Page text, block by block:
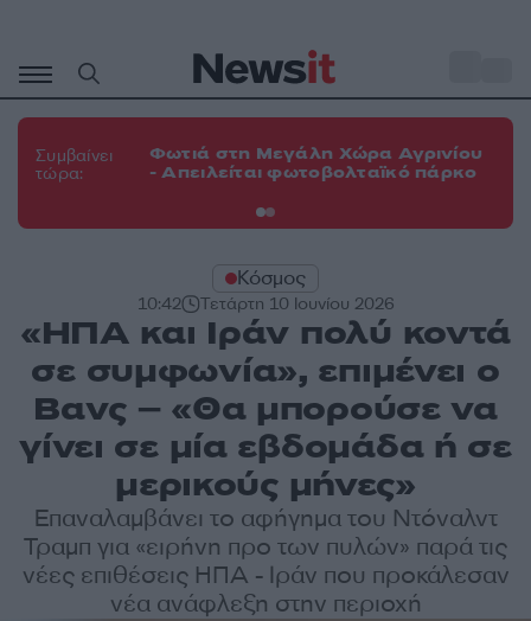
περιεχόμενο
Συμβαίνει
τώρα:
Φωτιά στη Μεγάλη Χώρα Αγρινίου
- Απειλείται φωτοβολταϊκό πάρκο
Κόσμος
10:42 Τετάρτη 10 Ιουνίου 2026
«ΗΠΑ και Ιράν πολύ κοντά
σε συμφωνία», επιμένει ο
Βανς – «Θα μπορούσε να
γίνει σε μία εβδομάδα ή σε
μερικούς μήνες»
Επαναλαμβάνει το αφήγημα του Ντόναλντ
Τραμπ για «ειρήνη προ των πυλών» παρά τις
νέες επιθέσεις ΗΠΑ - Ιράν που προκάλεσαν
νέα ανάφλεξη στην περιοχή